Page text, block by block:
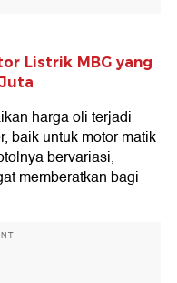
Listrik MBG yang
harga oli terjadi
baik untuk motor matik
bervariasi,
memberatkan bagi